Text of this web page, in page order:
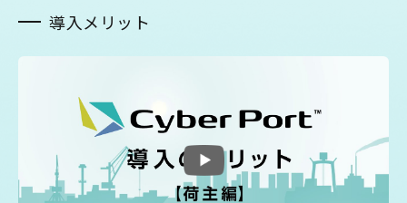
導入メリット